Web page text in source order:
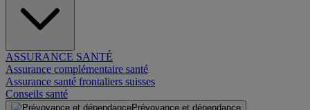
ASSURANCE SANTÉ
Assurance complémentaire santé
Assurance santé frontaliers suisses
Conseils santé
Prévoyance et dépendance